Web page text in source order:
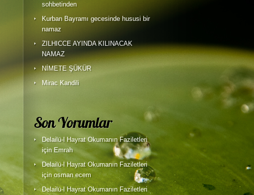
sohbetinden
Kurban Bayramı gecesinde hususi bir
namaz
ZILHICCE AYINDA KILINACAK
NAMAZ
NİMETE ŞÜKÜR
Mirac Kandili
Son Yorumlar
Delailü-l Hayrat Okumanın Faziletleri
için Emrah
Delailü-l Hayrat Okumanın Faziletleri
için osman ecem
Delailü-l Hayrat Okumanın Faziletleri